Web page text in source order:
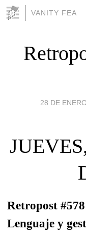
VANITY FEA
28 DE
Retropost
Lenguaje y